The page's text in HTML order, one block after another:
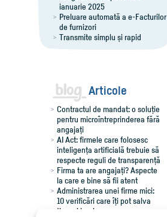
ianuarie 2025
Preluare automată a e-Facturilor
de furnizori
Transmite simplu și rapid
notificările RO e-Transport
adaptat
Articole
Contractul de mandat: o soluție
pentru microîntreprinderea fără
angajați
AI Act: firmele care folosesc
inteligența artificială trebuie să
respecte reguli de transparență
Firma ta are angajați? Aspecte
la care e bine să fii atent
Administrarea unei firme mici:
10 verificări care îți pot salva
timp și bani